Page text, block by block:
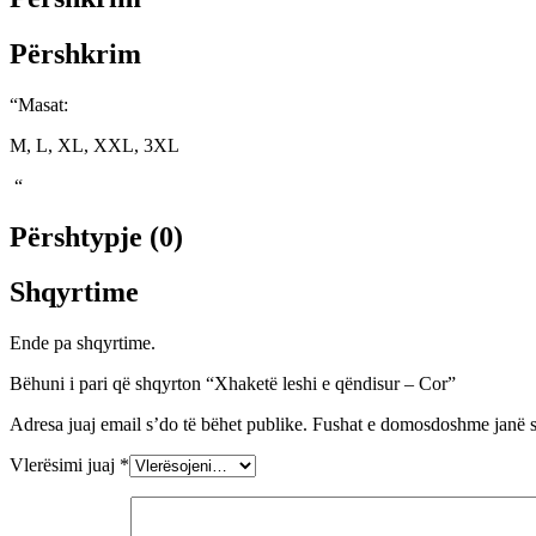
Përshkrim
“Masat:
M, L, XL, XXL, 3XL
“
Përshtypje (0)
Shqyrtime
Ende pa shqyrtime.
Bëhuni i pari që shqyrton “Xhaketë leshi e qëndisur – Cor”
Adresa juaj email s’do të bëhet publike. Fushat e domosdoshme janë
Vlerësimi juaj *